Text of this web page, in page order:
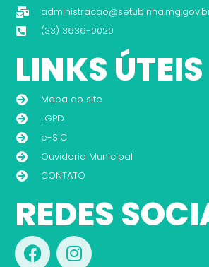
(33) 3636-0020
LINKS ÚTEIS
Mapa do site
LGPD
e-SIC
Ouvidoria Municipal
CONTATO
REDES